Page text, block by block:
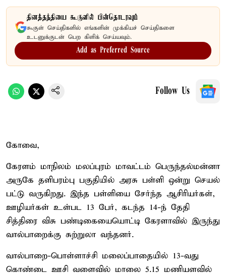
தினத்தந்தியை கூகுளில் பின்தொடரவும்
கூகுள் செய்திகளில் எங்களின் முக்கியச் செய்திகளை
உடனுக்குடன் பெற கிளிக் செய்யவும்.
Add as Preferred Source
Follow Us
கோவை,
கேரளம் மாநிலம் மலப்புரம் மாவட்டம் பெருந்தல்மன்னா
அருகே தளிபரம்பு பகுதியில் அரசு பள்ளி ஒன்று செயல்
பட்டு வருகிறது. இந்த பள்ளியை சேர்ந்த ஆசிரியர்கள்,
ஊழியர்கள் உள்பட 13 பேர், கடந்த 14-ந் தேதி
சித்திரை விசு பண்டிகையையொட்டி கேரளாவில் இருந்து
வால்பாறைக்கு சுற்றுலா வந்தனர்.
வால்பாறை-பொள்ளாச்சி மலைப்பாதையில் 13-வது
கொண்டை ஊசி வளைவில் மாலை 5.15 மணியளவில்